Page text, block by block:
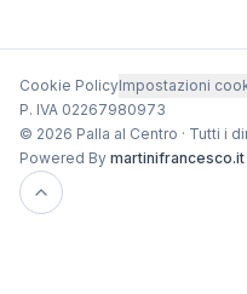
Cookie PolicyImpostazioni
P. IVA 02267980973
© 2026 Palla al Centro · Tutti i
Powered By martinifrancesco.it